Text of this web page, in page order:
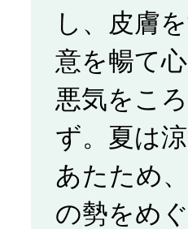
し、皮膚
意を暢て
悪気をこ
ず。夏は
あたため
の勢をめ